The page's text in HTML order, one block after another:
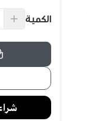
الكمية